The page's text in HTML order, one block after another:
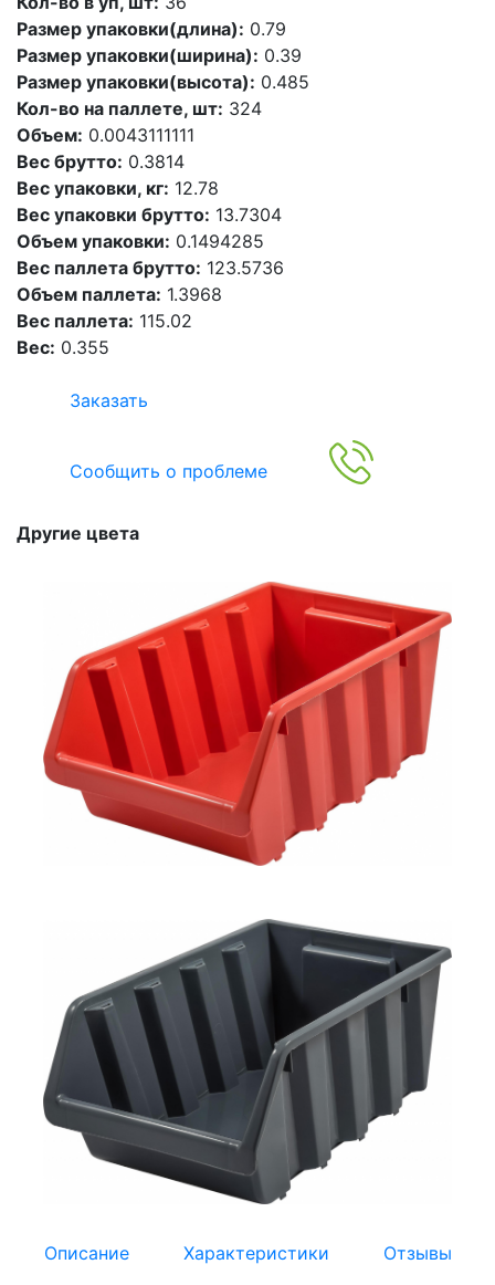
Размер упаковки(длина): 0.79
Размер упаковки(ширина): 0.39
Размер упаковки(высота): 0.485
Кол-во на паллете, шт: 324
Объем: 0.0043111111
Вес брутто: 0.3814
Вес упаковки, кг: 12.78
Вес упаковки брутто: 13.7304
Объем упаковки: 0.1494285
Вес паллета брутто: 123.5736
Объем паллета: 1.3968
Вес паллета: 115.02
Вес: 0.355
Заказать
Сообщить о проблеме
Другие цвета
Описание Характеристики
Отзывы